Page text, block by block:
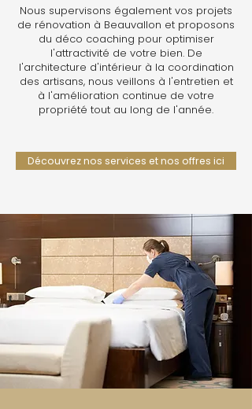
Nous supervisons également vos projets
de rénovation à Beauvallon et proposons
du déco coaching pour optimiser
l'attractivité de votre bien. De
l'architecture d'intérieur à la coordination
des artisans, nous veillons à l'entretien et
à l'amélioration continue de votre
propriété tout au long de l'année.
Découvrez nos services et nos offres ici